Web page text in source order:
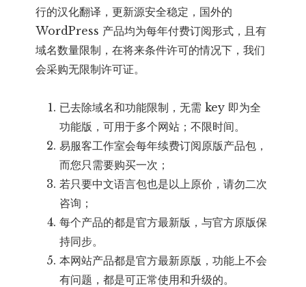
行的汉化翻译，更新源安全稳定，国外的
WordPress 产品均为每年付费订阅形式，且有
域名数量限制，在将来条件许可的情况下，我们
会采购无限制许可证。
已去除域名和功能限制，无需 key 即为全
功能版，可用于多个网站；不限时间。
易服客工作室会每年续费订阅原版产品包，
而您只需要购买一次；
若只要中文语言包也是以上原价，请勿二次
咨询；
每个产品的都是官方最新版，与官方原版保
持同步。
本网站产品都是官方最新原版，功能上不会
有问题，都是可正常使用和升级的。